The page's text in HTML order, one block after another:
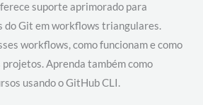
suporte aprimorado para
do Git em workflows triangulares.
workflows, como funcionam e como
Aprenda também como
usando o GitHub CLI.